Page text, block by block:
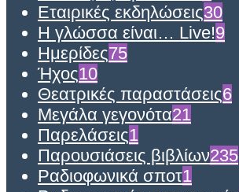
Εταιρικές εκδηλώσεις30
Η γλώσσα είναι… Live!9
Ημερίδες75
Ήχος10
Θεατρικές παραστάσεις6
Μεγάλα γεγονότα21
Παρελάσεις1
Παρουσιάσεις βιβλίων235
Ραδιοφωνικά σποτ1